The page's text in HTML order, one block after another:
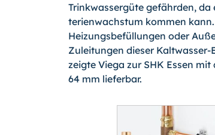
Trinkwassergüte gefährden,
terienwachstum kommen
Heizungsbefüllungen oder
Zuleitungen dieser
zeigte Viega zur SHK Essen
64 mm lieferbar.